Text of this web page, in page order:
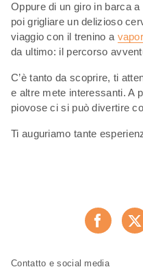
Oppure di un giro in barca
poi grigliare un delizioso
viaggio con il trenino a
da ultimo: il percorso
C’è tanto da scoprire, ti
e altre mete interessanti. A
piovose ci si può divertire
Ti auguriamo tante
Piè
Navigazione
Contatto e social media